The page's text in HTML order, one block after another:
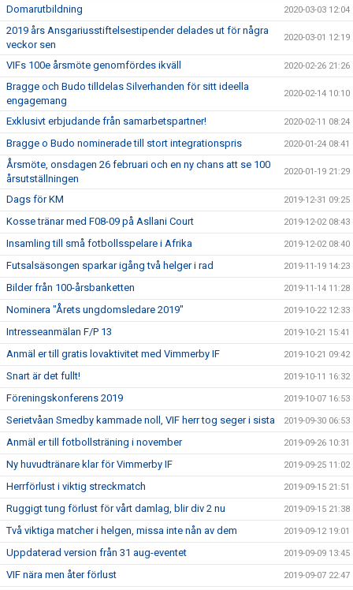
Domarutbildning 2020-03-03 12:04
2019 års Ansgariusstiftelsestipender delades ut för några
veckor sen
2020-03-01 12:19
VIFs 100e årsmöte genomfördes ikväll 2020-02-26 21:26
Bragge och Budo tilldelas Silverhanden för sitt ideella
engagemang
2020-02-14 10:10
Exklusivt erbjudande från samarbetspartner! 2020-02-11 08:24
Bragge o Budo nominerade till stort integrationspris 2020-01-24 08:41
Årsmöte, onsdagen 26 februari och en ny chans att se 100
årsutställningen
2020-01-19 21:29
Dags för KM 2019-12-31 09:25
Kosse tränar med F08-09 på Asllani Court 2019-12-02 08:43
Insamling till små fotbollsspelare i Afrika 2019-12-02 08:40
Futsalsäsongen sparkar igång två helger i rad 2019-11-19 14:23
Bilder från 100-årsbanketten 2019-11-14 11:28
Nominera "Årets ungdomsledare 2019" 2019-10-22 12:33
Intresseanmälan F/P 13 2019-10-21 15:41
Anmäl er till gratis lovaktivitet med Vimmerby IF 2019-10-21 09:42
Snart är det fullt! 2019-10-11 16:32
Föreningskonferens 2019 2019-10-07 16:53
Serietvåan Smedby kammade noll, VIF herr tog seger i sista 2019-09-30 06:53
Anmäl er till fotbollsträning i november 2019-09-26 10:31
Ny huvudtränare klar för Vimmerby IF 2019-09-25 11:02
Herrförlust i viktig streckmatch 2019-09-15 21:51
Ruggigt tung förlust för vårt damlag, blir div 2 nu 2019-09-15 21:38
Två viktiga matcher i helgen, missa inte nån av dem 2019-09-12 19:01
Uppdaterad version från 31 aug-eventet 2019-09-09 13:45
VIF nära men åter förlust 2019-09-07 22:47